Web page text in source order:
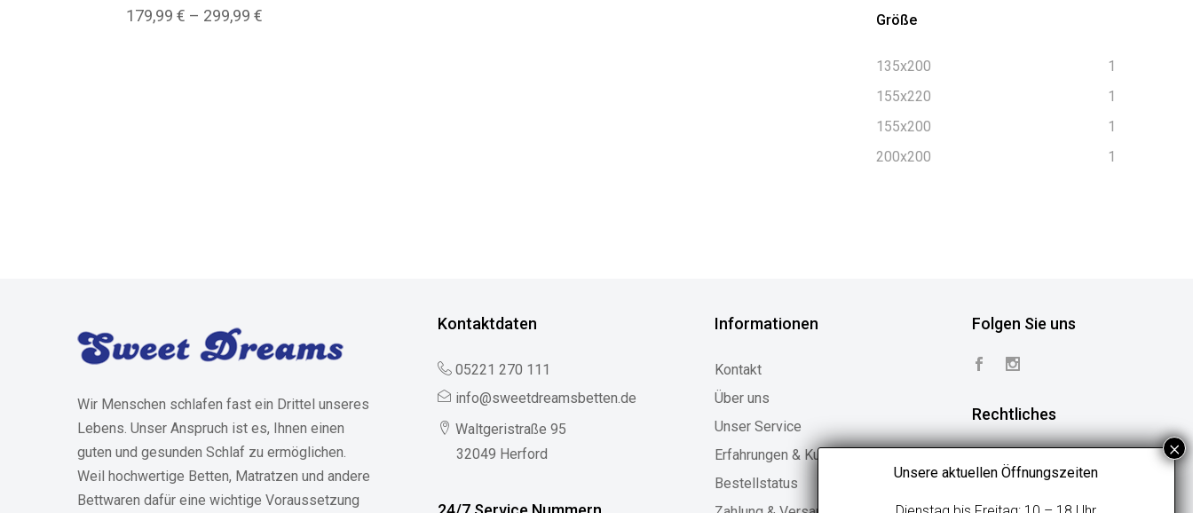
179,99€ – 299,99€ Größe
135x200
1
155x220
1
155x200
1
200x200
1
Wir Menschen schlafen fast ein Drittel unseres
Lebens. Unser Anspruch ist es, Ihnen einen
guten und gesunden Schlaf zu ermöglichen.
Weil hochwertige Betten, Matratzen und andere
Bettwaren dafür eine wichtige Voraussetzung
Kontaktdaten
05221 270 111
info@sweetdreamsbetten.de
Waltgeristraße 95
32049 Herford
Informationen
Kontakt
Über uns
Unser Service
Erfahrungen & Kundenstimmen
Bestellstatus
Folgen Sie uns
Rechtliches
Vertrag widerrufen
Unsere aktuellen Öffnungszeiten